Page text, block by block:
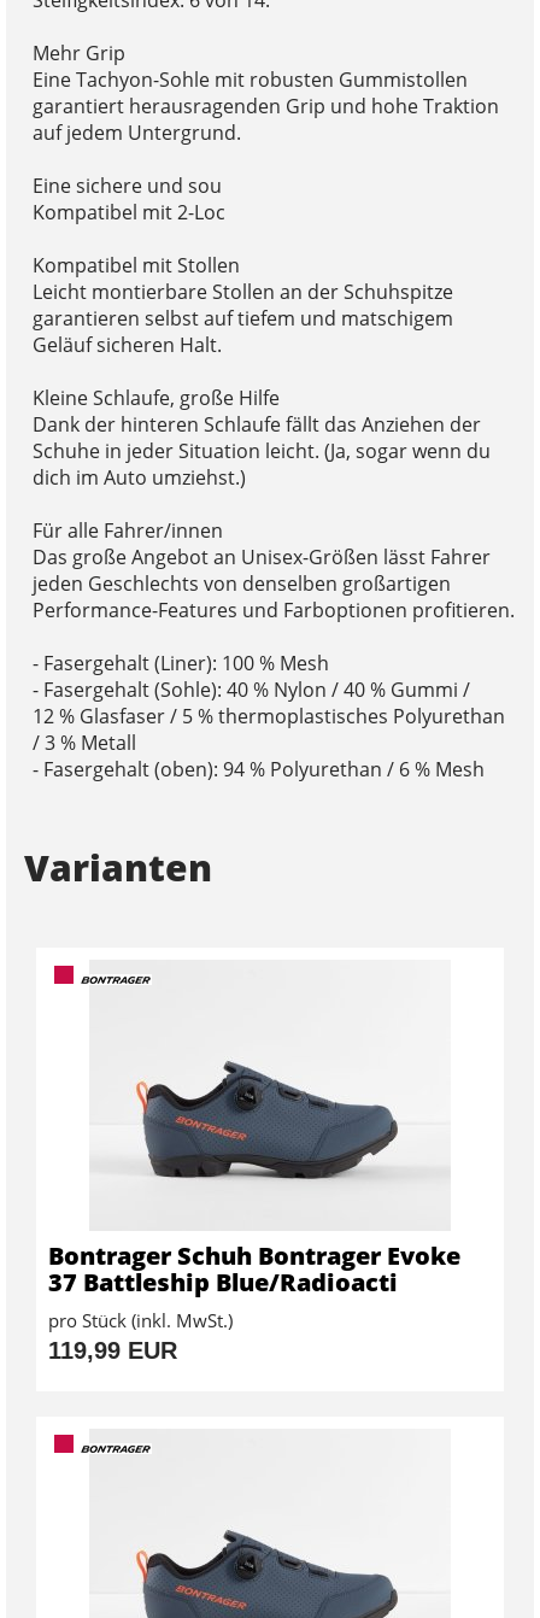
Mehr Grip
Eine Tachyon-Sohle mit robusten Gummistollen
garantiert herausragenden Grip und hohe Traktion
auf jedem Untergrund.
Eine sichere und sou
Kompatibel mit 2-Loc
Kompatibel mit Stollen
Leicht montierbare Stollen an der Schuhspitze
garantieren selbst auf tiefem und matschigem
Geläuf sicheren Halt.
Kleine Schlaufe, große Hilfe
Dank der hinteren Schlaufe fällt das Anziehen der
Schuhe in jeder Situation leicht. (Ja, sogar wenn du
dich im Auto umziehst.)
Für alle Fahrer/innen
Das große Angebot an Unisex-Größen lässt Fahrer
jeden Geschlechts von denselben großartigen
Performance-Features und Farboptionen profitieren.
- Fasergehalt (Liner): 100 % Mesh
- Fasergehalt (Sohle): 40 % Nylon / 40 % Gummi /
12 % Glasfaser / 5 % thermoplastisches Polyurethan
/ 3 % Metall
- Fasergehalt (oben): 94 % Polyurethan / 6 % Mesh
Varianten
Bontrager Schuh Bontrager Evoke
37 Battleship Blue/Radioacti
pro Stück (inkl. MwSt.)
119,99 EUR